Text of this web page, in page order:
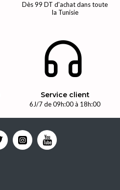
Dès 99 DT d'achat dans toute
la Tunisie
Service client
6J/7 de 09h:00 à 18h:00